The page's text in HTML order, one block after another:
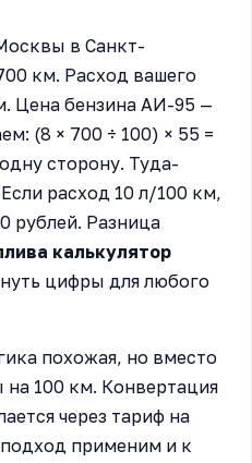
в Санкт-
км. Расход вашего
Цена бензина АИ-95 —
(8 × 700 ÷ 100) × 55 =
сторону. Туда-
расход 10 л/100 км,
рублей. Разница
калькулятор
цифры для любого
похожая, но вместо
100 км. Конвертация
через тариф на
применим и к